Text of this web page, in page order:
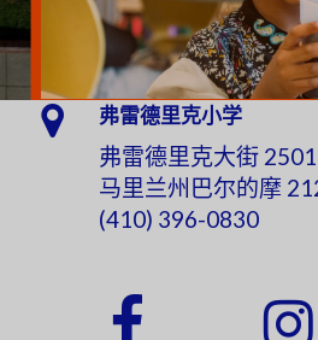
弗雷德里克小学
弗雷德里克大街
马里兰州巴尔的摩
(410) 396-0830